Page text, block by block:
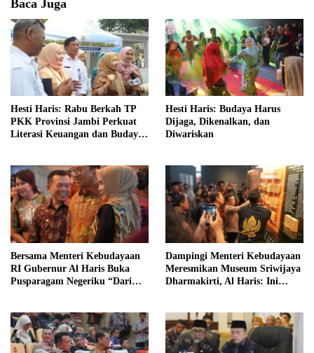
Baca Juga
Hesti Haris: Rabu Berkah TP
PKK Provinsi Jambi Perkuat
Literasi Keuangan dan Budaya
Hesti Haris: Budaya Harus
Dijaga, Dikenalkan, dan
Diwariskan
Bersama Menteri Kebudayaan
RI Gubernur Al Haris Buka
Pusparagam Negeriku “Dari
Dampingi Menteri Kebudayaan
Meresmikan Museum Sriwijaya
Dharmakirti, Al Haris: Ini